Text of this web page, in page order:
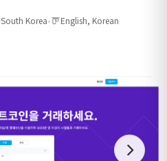
South Korea• English, Korean